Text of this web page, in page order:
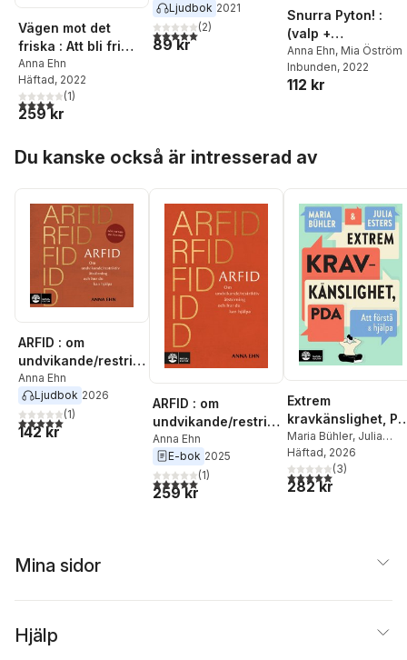
Vägen mot det
friska : Att bli fri
från ätstörningar
Anna Ehn
Häftad, 2022
4,0utav 5 stjärnor. Totalt antal röster:
(1)
259 kr
Ljudbok 2021
5,0utav 5 stjärnor. Totalt antal röster:
(2)
89 kr
Snurra Pyton! :
(valp +
hundutställning =
dålig idé)
Anna Ehn, Mia Öström
Inbunden, 2022
112 kr
Du kanske också är intresserad av
ARFID : om
undvikande/restrikt
iv ätstörning och
hur du kan hjälpa
Anna Ehn
Ljudbok 2026
5,0utav 5 stjärnor. Totalt antal röster:
(1)
142 kr
ARFID : om
undvikande/restrikt
iv ätstörning och
hur du kan hjälpa
Anna Ehn
E-bok 2025
5,0utav 5 stjärnor. Totalt antal röster:
(1)
259 kr
Extrem
kravkänslighet,
: att förstå och
hjälpa
Maria Bühler, Julia
Esters
Häftad, 2026
5,0utav 5 stjärnor.
(3)
282 kr
Mina sidor
Hjälp